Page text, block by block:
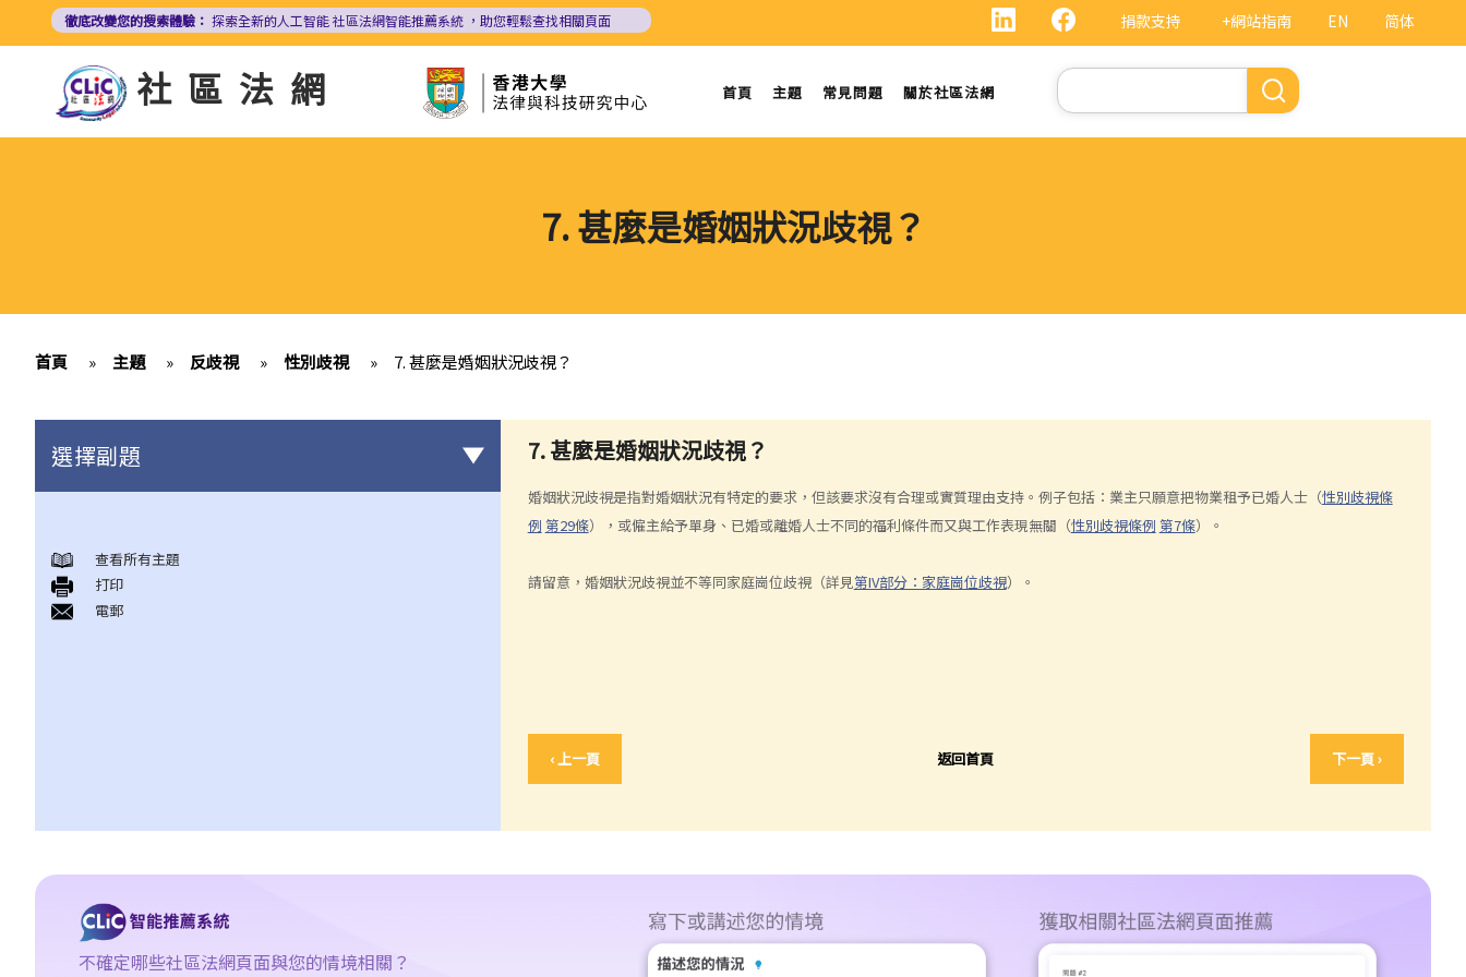
EN 简体
捐款支持 +網站指南
徹底改變您的搜索體驗： 探索全新的人工智能社區法網智能推薦系統 ，助您輕鬆查找相關頁面
社區法網 首頁 主題 常見問題 關於社區法網
Search
7. 甚麼是婚姻狀況歧視？
首頁 » 主題 » 反歧視 » 性別歧視 » 7. 甚麼是婚姻狀況歧視？
7. 甚麼是婚姻狀況歧視？
婚姻狀況歧視是指對婚姻狀況有特定的要求，但該要求沒有合理或實質理由支持。例子包括：業主只願意把物業租予已婚人士（性別歧視條
例 第29條），或僱主給予單身、已婚或離婚人士不同的福利條件而又與工作表現無關（性別歧視條例 第7條）。
請留意，婚姻狀況歧視並不等同家庭崗位歧視（詳見第IV部分：家庭崗位歧視）。
‹ 上一頁 返回首頁 下一頁 ›
選擇副題
1. 哪些香港法例是主要的反歧視法例?
2. 平等機會委員會（簡稱平機會）之職能是甚麼?
性別歧視
3. 年齡如何會與性別歧視有關連？如在求職或購買貨品（或服務）
所發生的性騷擾行為？
5. 如果閣下被性騷擾，可以做些甚麼？
查看所有主題
打印
電郵
不確定哪些社區法網頁面與您的情境相關？